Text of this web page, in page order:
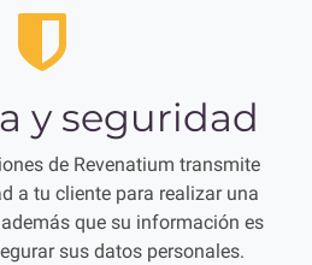
y seguridad
de Revenatium transmite
a tu cliente para realizar una
que su información es
sus datos personales.